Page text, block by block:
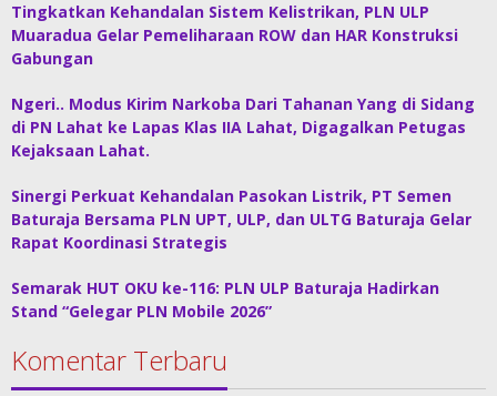
Tingkatkan Kehandalan Sistem Kelistrikan, PLN ULP
Muaradua Gelar Pemeliharaan ROW dan HAR Konstruksi
Gabungan
Ngeri.. Modus Kirim Narkoba Dari Tahanan Yang di Sidang
di PN Lahat ke Lapas Klas IIA Lahat, Digagalkan Petugas
Kejaksaan Lahat.
Sinergi Perkuat Kehandalan Pasokan Listrik, PT Semen
Baturaja Bersama PLN UPT, ULP, dan ULTG Baturaja Gelar
Rapat Koordinasi Strategis
Semarak HUT OKU ke-116: PLN ULP Baturaja Hadirkan
Stand “Gelegar PLN Mobile 2026”
Komentar Terbaru